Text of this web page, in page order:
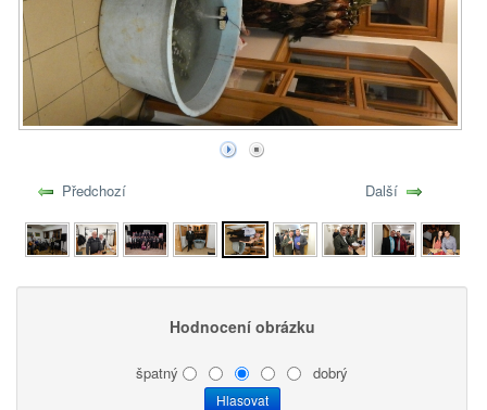
Předchozí Další
Hodnocení obrázku
špatný dobrý